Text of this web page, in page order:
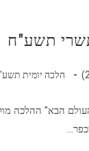
תשרי תשע"ח
הלכה יומית
הבא" ההלכה